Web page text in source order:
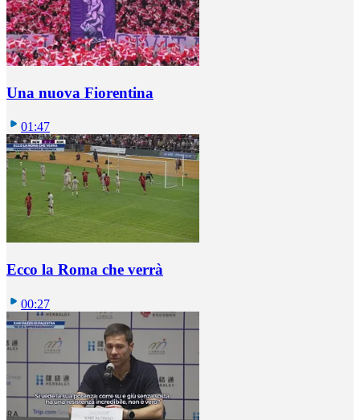
Una nuova Fiorentina
01:47
Ecco la Roma che verrà
00:27